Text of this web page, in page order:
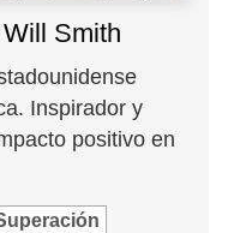
Smith
Inspirador y
positivo en